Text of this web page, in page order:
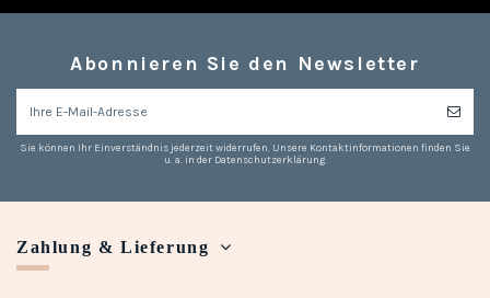
Abonnieren Sie den Newsletter
Sie können Ihr Einverständnis jederzeit widerrufen. Unsere Kontaktinformationen finden Sie
u. a. in der Datenschutzerklärung.
Zahlung & Lieferung